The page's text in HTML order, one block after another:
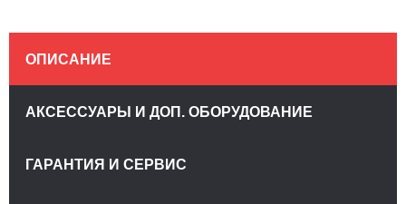
ОПИСАНИЕ
АКСЕССУАРЫ И ДОП. ОБОРУДОВАНИЕ
ГАРАНТИЯ И СЕРВИС